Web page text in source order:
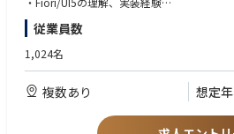
世界的にトップシェアをもつ電子ビームマ
のために、信頼性改善向上推進と蓄積され
を行うことが当グループのミッションです。
市場からの引き合いに対応すべく、製造を
ている中で、品質の良い装置を安定して市
の品質問題対応、装置不具合是正処置の横
＜記事＞
参考①：新たなコンセプトで先端ロジック
淳義社長に聞く
https://www.nippon.com/ja/in-depth/
参考①：【半導体2023】今さら聞けない『
・社内外関係者との調整・コミュニケーショ
【歓迎】
・RiseなどSAPのクラウド基盤の基本理解
・プロジェクト管理（PMBOK/Agile）の基
・ITILに基づいたサービス管理経験、ITIL関
・ServiceNow等のサービス管理ツールでの
従業員数
1,024名
複数あり 想定